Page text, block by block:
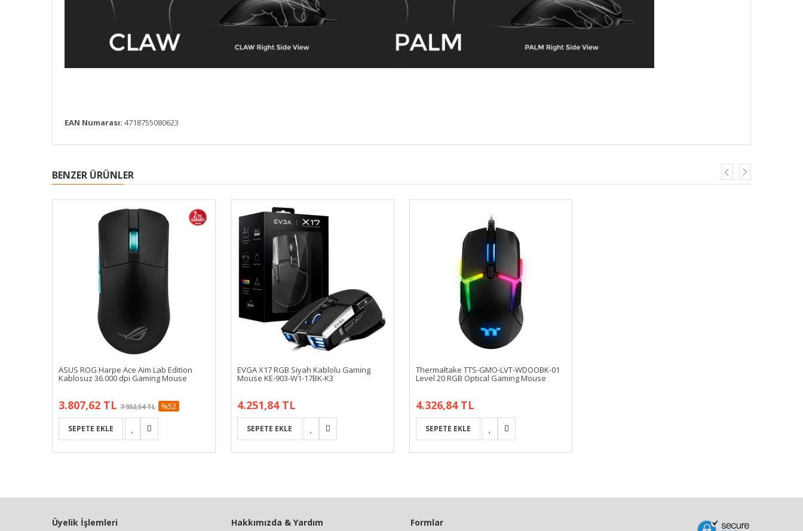
EAN Numarası: 4718755080623
BENZER ÜRÜNLER
ASUS ROG Harpe Ace Aim Lab Edition
Kablosuz 36.000 dpi Gaming Mouse
3.807,62 TL 7.932,54 TL %52
EVGA X17 RGB Siyah Kablolu Gaming
Mouse KE-903-W1-17BK-K3
4.251,84 TL
Thermaltake TTS-GMO-LVT-WDOOBK-01
Level 20 RGB Optical Gaming Mouse
4.326,84 TL
Üyelik İşlemleri Hakkımızda & Yardım Formlar